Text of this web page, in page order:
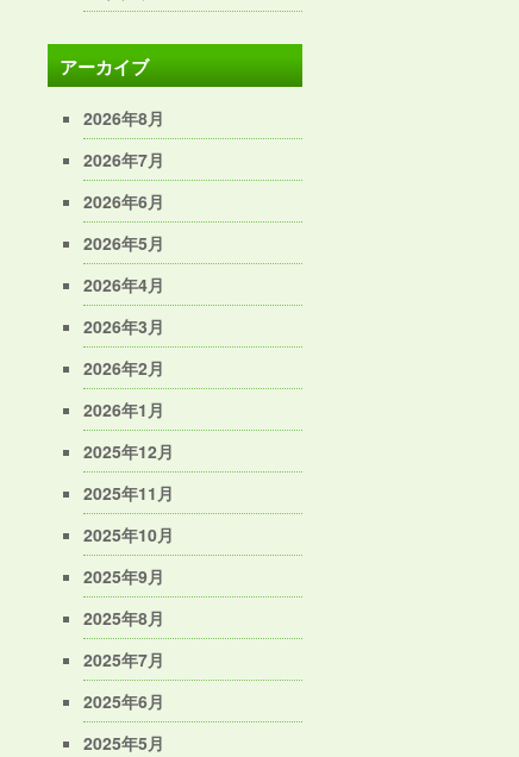
アーカイブ
2026年8月
2026年7月
2026年6月
2026年5月
2026年4月
2026年3月
2026年2月
2026年1月
2025年12月
2025年11月
2025年10月
2025年9月
2025年8月
2025年7月
2025年6月
2025年5月